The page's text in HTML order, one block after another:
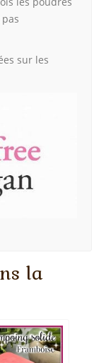
sur les
la